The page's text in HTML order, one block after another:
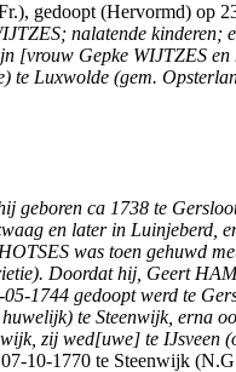
gedoopt (Hervormd) op
nalatende kinderen;
[vrouw Gepke WIJTZES
te Luxwolde (gem.
geboren ca 1738 te
en later in Luinjeberd,
was toen gehuwd
Doordat hij, Geert
1744 gedoopt werd te
te Steenwijk, erna
zij wed[uwe] te IJsveen
10-1770 te Steenwijk